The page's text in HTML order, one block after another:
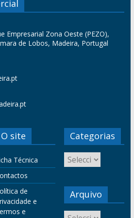
Empresarial Zona Oeste (PEZO),
de Lobos, Madeira, Portugal
O site
Técnica
de
e
e
Categorias
Arquivo